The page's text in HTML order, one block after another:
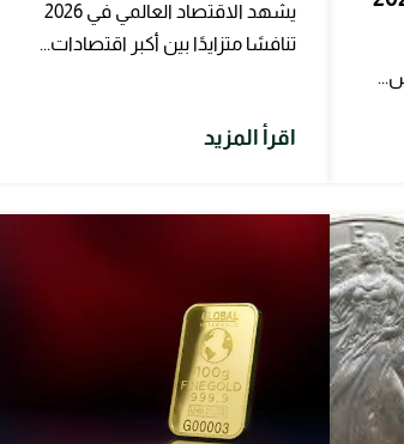
يشهد الاقتصاد العالمي في 2026
تنافسًا متزايدًا بين أكبر اقتصادات...
اقرأ المزيد